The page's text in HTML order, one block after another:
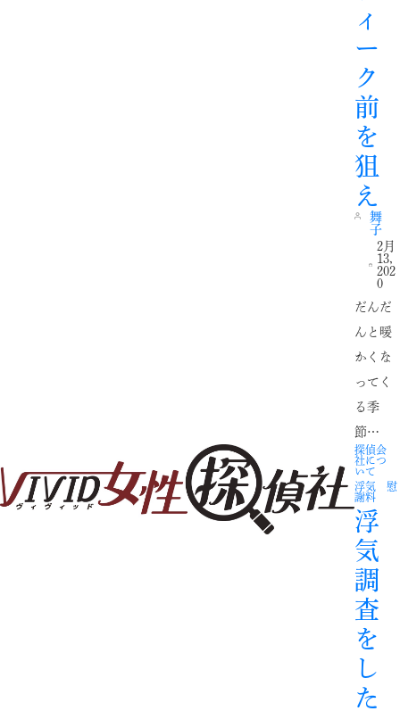
ィ
ー
ク
前
を
狙
え
舞
子
2月
13,
202
0
だんだ
んと暖
かくな
ってく
る季
節…
探偵会
社につ
いて
浮気 慰
謝料
浮
気
調
査
を
し
た